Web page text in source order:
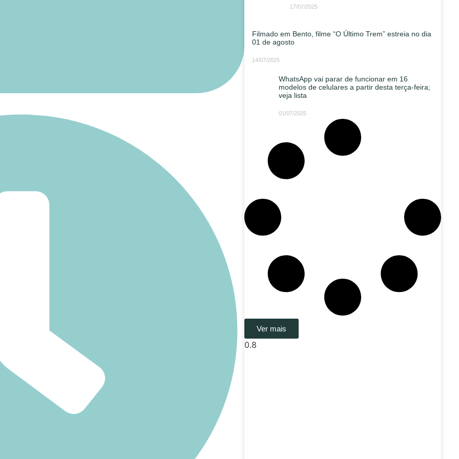
17/07/2025
Filmado em Bento, filme “O Último Trem” estreia no dia
01 de agosto
14/07/2025
WhatsApp vai parar de funcionar em 16
modelos de celulares a partir desta terça-feira;
veja lista
01/07/2025
Ver mais